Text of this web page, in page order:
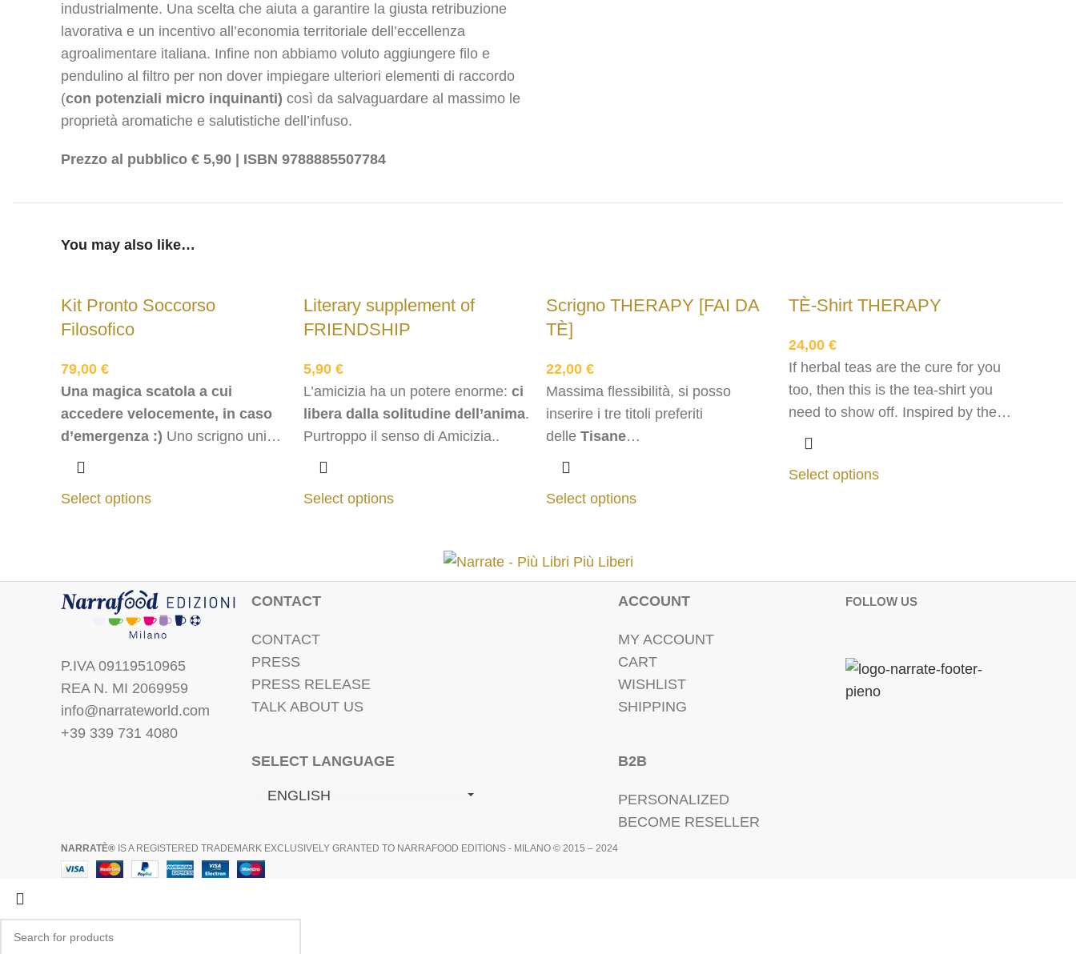
industrialmente. Una scelta che aiuta a garantire la giusta retribuzione
lavorativa e un incentivo all’economia territoriale dell’eccellenza
agroalimentare italiana. Infine non abbiamo voluto aggiungere filo e
pendulino al filtro per non dover impiegare ulteriori elementi di raccordo
(con potenziali micro inquinanti) così da salvaguardare al massimo le
proprietà aromatiche e salutistiche dell’infuso.
Prezzo al pubblico € 5,90 | ISBN 9788885507784
You may also like…
Kit Pronto Soccorso
Filosofico
79,00 €
Una magica scatola a cui
accedere velocemente, in caso
d’emergenza :) Uno scrigno unico,
in tiratura limitatissima che
Select options
Literary supplement of
FRIENDSHIP
5,90 €
L’amicizia ha un potere enorme: ci
libera dalla solitudine dell’anima.
Purtroppo il senso di Amicizia..
Select options
Scrigno THERAPY [FAI DA
TÈ]
22,00 €
Massima flessibilità, si posso
inserire i tre titoli preferiti
delle Tisane
Filosofiche
Select options
TÈ-Shirt THERAPY
24,00 €
If herbal teas are the cure for you
too, then this is the tea-shirt you
need to show off. Inspired by the
NarraTherapy line of Philosophical
colour.
Select options
P.IVA 09119510965
REA N. MI 2069959
info@narrateworld.com
+39 339 731 4080
CONTACT
CONTACT
PRESS
PRESS RELEASE
TALK ABOUT US
SELECT LANGUAGE
ENGLISH
ACCOUNT
MY ACCOUNT
CART
WISHLIST
SHIPPING
B2B
PERSONALIZED
BECOME RESELLER
FOLLOW US
NARRATÈ® IS A REGISTERED TRADEMARK EXCLUSIVELY GRANTED TO NARRAFOOD EDITIONS - MILANO © 2015 – 2024